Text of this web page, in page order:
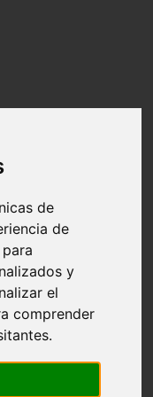
de
de
y
el
comprender